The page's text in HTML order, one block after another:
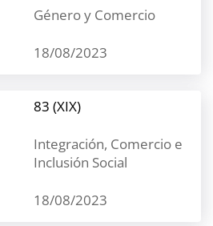
Género y Comercio
18/08/2023
83 (XIX)
Integración, Comercio e
Inclusión Social
18/08/2023